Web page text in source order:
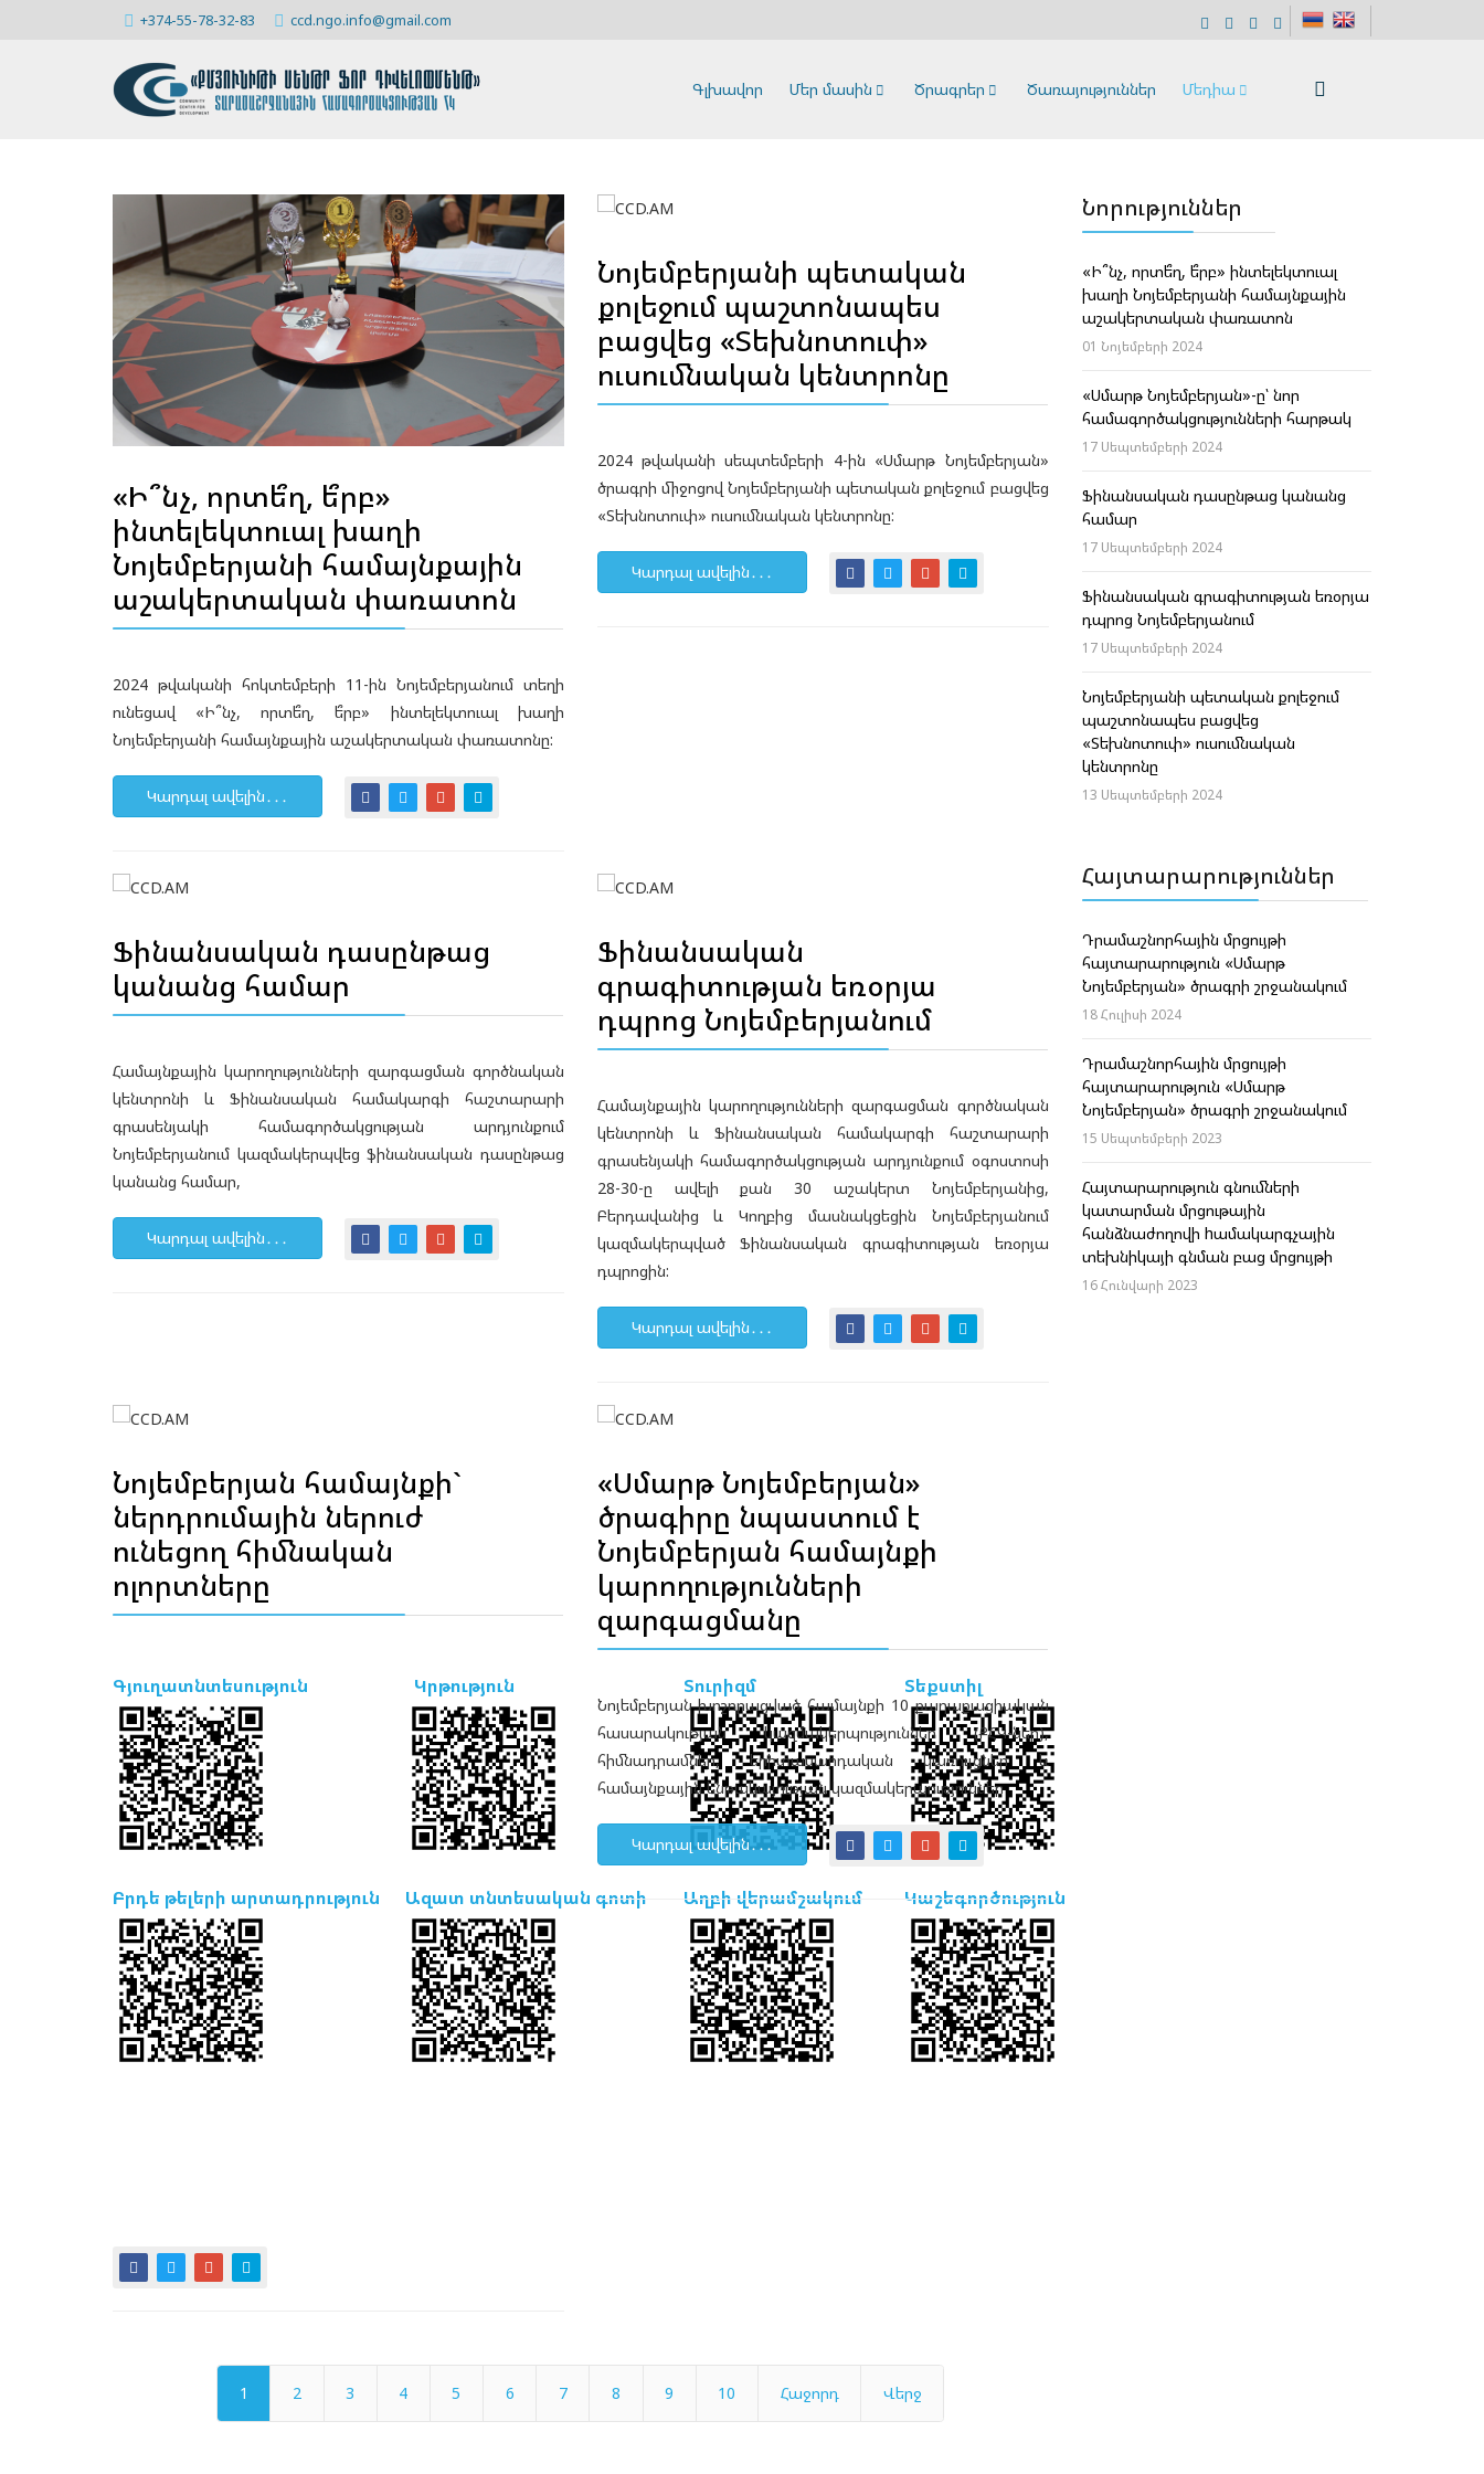
+374-55-78-32-83 ccd.ngo.info@gmail.com
Գլխավոր Մեր մասին Ծրագրեր Ծառայություններ Մեդիա
«Ի՞նչ, որտե՞ղ, ե՞րբ»
ինտելեկտուալ խաղի
Նոյեմբերյանի համայնքային
աշակերտական փառատոն
2024 թվականի հոկտեմբերի 11-ին Նոյեմբերյանում տեղի
ունեցավ «Ի՞նչ, որտե՞ղ, ե՞րբ» ինտելեկտուալ խաղի
Նոյեմբերյանի համայնքային աշակերտական փառատոնը:
Կարդալ ավելին․․․
Նոյեմբերյանի պետական
քոլեջում պաշտոնապես
բացվեց «Տեխնոտուփ»
ուսումնական կենտրոնը
2024 թվականի սեպտեմբերի 4-ին «Սմարթ Նոյեմբերյան»
ծրագրի միջոցով Նոյեմբերյանի պետական ​​քոլեջում բացվեց
«Տեխնոտուփ» ուսումնական կենտրոնը:
Կարդալ ավելին․․․
Ֆինանսական դասընթաց
կանանց համար
Համայնքային կարողությունների զարգացման գործնական
կենտրոնի և Ֆինանսական համակարգի հաշտարարի
գրասենյակի համագործակցության արդյունքում
Նոյեմբերյանում կազմակերպվեց ֆինանսական դասընթաց
կանանց համար,
Կարդալ ավելին․․․
Ֆինանսական
գրագիտության եռօրյա
դպրոց Նոյեմբերյանում
Համայնքային կարողությունների զարգացման գործնական
կենտրոնի և Ֆինանսական համակարգի հաշտարարի
գրասենյակի համագործակցության արդյունքում օգոստոսի
28-30-ը ավելի քան 30 աշակերտ Նոյեմբերյանից,
Բերդավանից և Կողբից մասնակցեցին Նոյեմբերյանում
կազմակերպված Ֆինանսական գրագիտության եռօրյա
դպրոցին:
Կարդալ ավելին․․․
Նոյեմբերյան համայնքի`
ներդրումային ներուժ
ունեցող հիմնական
ոլորտները
Գյուղատնտեսություն Կրթություն Տուրիզմ Տեքստիլ
Բրդե թելերի արտադրություն Ազատ տնտեսական գոտի Աղբի վերամշակում Կաշեգործություն
«Սմարթ Նոյեմբերյան»
ծրագիրը նպաստում է
Նոյեմբերյան համայնքի
կարողությունների
զարգացմանը
Նոյեմբերյան խոշորացված համայնքի 10 քաղաքացիական
հասարակության կազմակերպություններ (ՔՀԿ-ներ),
հիմնադրամներ, երիտասարդական կառույցներ և
համայնքային ենթակայության կազմակերպություններ
Կարդալ ավելին․․․
1 2 3 4 5 6 7 8 9 10 Հաջորդ Վերջ
Նորություններ
«Ի՞նչ, որտե՞ղ, ե՞րբ» ինտելեկտուալ
խաղի Նոյեմբերյանի համայնքային
աշակերտական փառատոն
01 Նոյեմբերի 2024
«Սմարթ Նոյեմբերյան»-ը՝ նոր
համագործակցությունների հարթակ
17 Սեպտեմբերի 2024
Ֆինանսական դասընթաց կանանց
համար
17 Սեպտեմբերի 2024
Ֆինանսական գրագիտության եռօրյա
դպրոց Նոյեմբերյանում
17 Սեպտեմբերի 2024
Նոյեմբերյանի պետական քոլեջում
պաշտոնապես բացվեց
«Տեխնոտուփ» ուսումնական
կենտրոնը
13 Սեպտեմբերի 2024
Հայտարարություններ
Դրամաշնորհային մրցույթի
հայտարարություն «Սմարթ
Նոյեմբերյան» ծրագրի շրջանակում
18 Հուլիսի 2024
Դրամաշնորհային մրցույթի
հայտարարություն «Սմարթ
Նոյեմբերյան» ծրագրի շրջանակում
15 Սեպտեմբերի 2023
Հայտարարություն գնումների
կատարման մրցութային
հանձնաժողովի hամակարգչային
տեխնիկայի գնման բաց մրցույթի
16 Հունվարի 2023